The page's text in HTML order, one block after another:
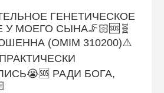
ГЕНЕТИЧЕСКОЕ
МОЕГО СЫНА🦵🏻🆘🧬
(OMIM 310200)⚠️
РАДИ БОГА,